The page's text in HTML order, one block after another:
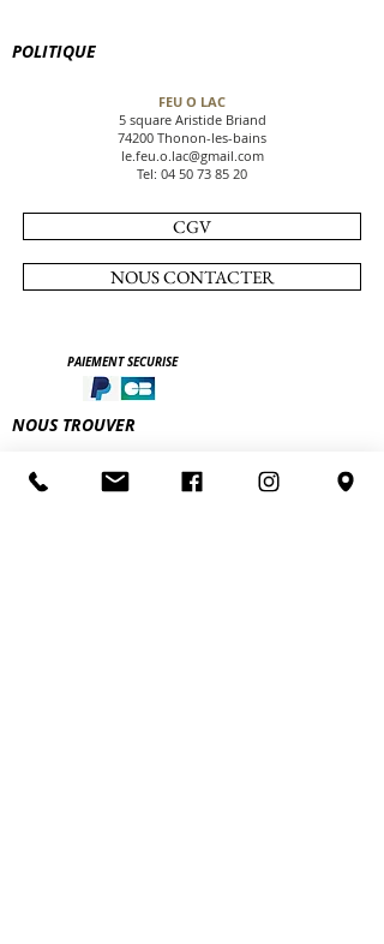
POLITIQUE
FEU O LAC
5 square Aristide Briand
74200 Thonon-les-bains
le.feu.o.lac@gmail.com
Tel: 04 50 73 85 20
CGV
NOUS CONTACTER
PAIEMENT SECURISE
NOUS TROUVER